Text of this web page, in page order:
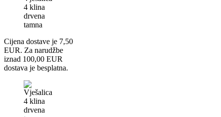
Cijena dostave je 7,50
EUR. Za narudžbe
iznad 100,00 EUR
dostava je besplatna.